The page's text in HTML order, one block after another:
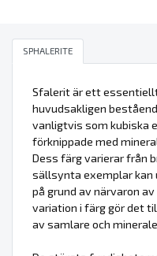
SPHALERITE
Sfalerit är ett
huvudsakligen
vanligtvis som kubiska
förknippade med
Dess färg varierar från
sällsynta exemplar kan
på grund av närvaron
variation i färg gör det
av samlare och